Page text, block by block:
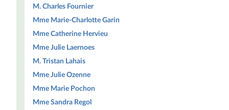
M. Charles Fournier
Mme Marie-Charlotte Garin
Mme Catherine Hervieu
Mme Julie Laernoes
M. Tristan Lahais
Mme Julie Ozenne
Mme Marie Pochon
Mme Sandra Regol